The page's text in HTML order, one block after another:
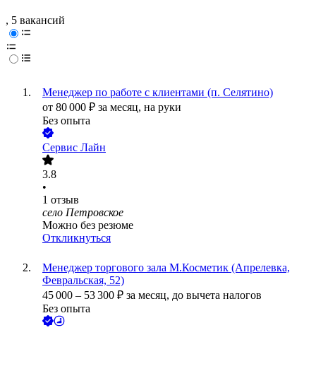
, 5 вакансий
Менеджер по работе с клиентами (п. Селятино)
от 80 000 ₽ за месяц, на руки
Без опыта
Сервис Лайн
3.8
•
1 отзыв
село Петровское
Можно без резюме
Откликнуться
Менеджер торгового зала М.Косметик (Апрелевка,
Февральская, 52)
45 000 – 53 300 ₽ за месяц, до вычета налогов
Без опыта